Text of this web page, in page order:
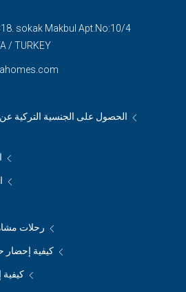
sokak Makbul Apt.No:10/4
/ TURKEY
الحصول على الجنسية التركية عن
رحلات
كيفية إحضار